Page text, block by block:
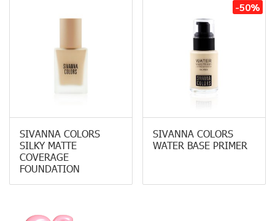
SIVANNA COLORS
SILKY MATTE
COVERAGE
FOUNDATION
-50%
SIVANNA COLORS
WATER BASE PRIMER